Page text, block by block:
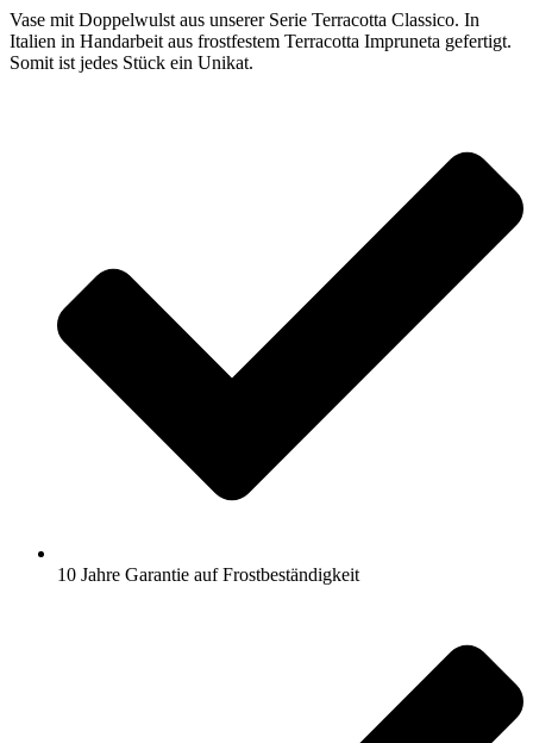
Vase mit Doppelwulst aus unserer Serie Terracotta Classico. In
Italien in Handarbeit aus frostfestem Terracotta Impruneta gefertigt.
Somit ist jedes Stück ein Unikat.
10 Jahre Garantie auf Frostbeständigkeit